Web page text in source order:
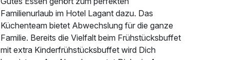
Familienurlaub im Hotel Lagant dazu. Das
Küchenteam bietet Abwechslung für die ganze
Familie. Bereits die Vielfalt beim Frühstücksbuffet
mit extra Kinderfrühstücksbuffet wird Dich